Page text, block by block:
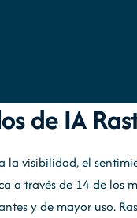
de IA
la visibilidad, el
a través de 14 de los
y de mayor uso.